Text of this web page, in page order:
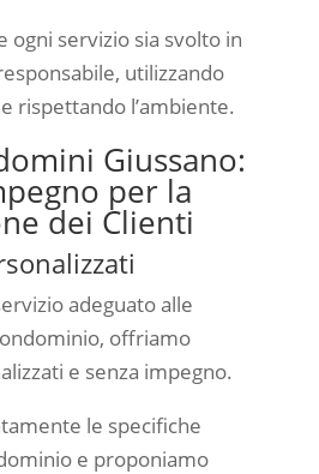
ogni servizio sia svolto in
utilizzando
rispettando l’ambiente.
Giussano:
per la
dei Clienti
adeguato alle
offriamo
e senza impegno.
le specifiche
e proponiamo